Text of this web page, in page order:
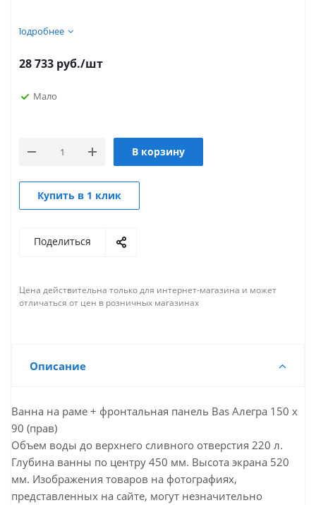
Подробнее
28 733 руб./шт
Мало
В корзину
Купить в 1 клик
Поделиться
Цена действительна только для интернет-магазина и может
отличаться от цен в розничных магазинах
Описание
Ванна на раме + фронтальная панель Bas Алегра 150 х
90 (прав)
Объем воды до верхнего сливного отверстия 220 л.
Глубина ванны по центру 450 мм. Высота экрана 520
мм. Изображения товаров на фотографиях,
представленных на сайте, могут незначительно